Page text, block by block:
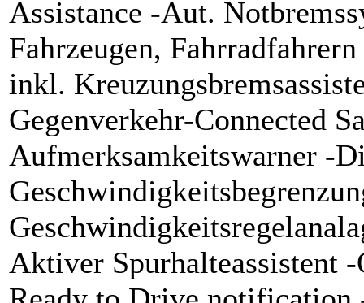
Assistance -Aut.
Fahrzeugen,
inkl.
Gegenverkehr-Connected
Aufmerksamkeitswarner -
Aktiver Spurhalteassistent